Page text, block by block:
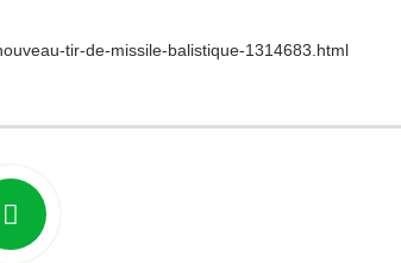
tir-de-missile-balistique-1314683.html